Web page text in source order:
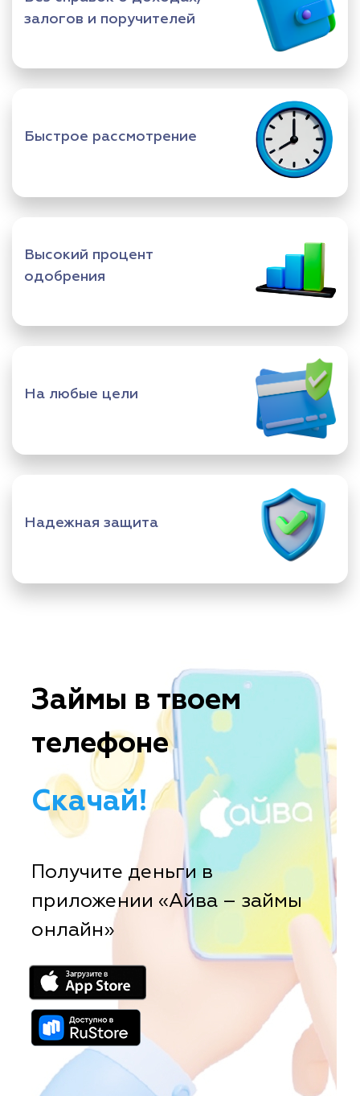
залогов и поручителей
Быстрое рассмотрение
Высокий процент
одобрения
На любые цели
Надежная защита
Займы в твоем
телефоне
Скачай!
Получите деньги в
приложении «Айва – займы
онлайн»